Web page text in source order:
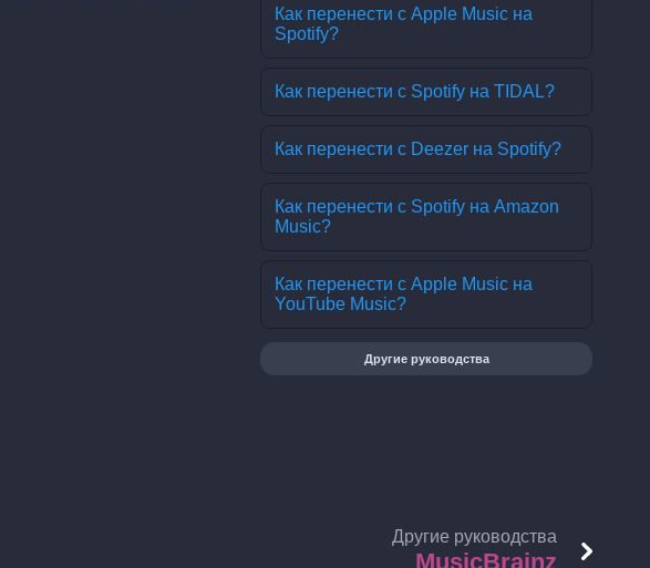
Как перенести с Apple Music на
Spotify?
Как перенести с Spotify на TIDAL?
Как перенести с Deezer на Spotify?
Как перенести с Spotify на Amazon
Music?
Как перенести с Apple Music на
YouTube Music?
Другие руководства
Другие руководства
MusicBrainz